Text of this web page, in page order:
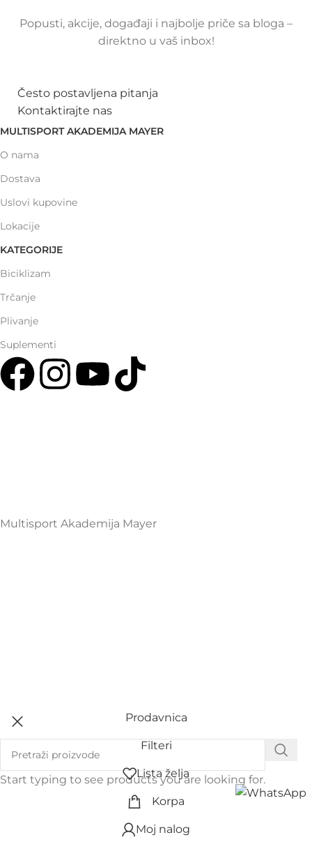
Popusti, akcije, događaji i najbolje priče sa bloga –
direktno u vaš inbox!
Često postavljena pitanja
Kontaktirajte nas
MULTISPORT AKADEMIJA MAYER
O nama
Dostava
Uslovi kupovine
Lokacije
KATEGORIJE
Biciklizam
Trčanje
Plivanje
Suplementi
Multisport Akademija Mayer
Start typing to see products you are looking for.
Prodavnica
Filteri
Lista želja
Korpa
Moj nalog